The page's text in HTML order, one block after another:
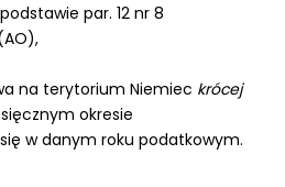
par. 12 nr 8
na terytorium Niemiec krócej
okresie
w danym roku podatkowym.